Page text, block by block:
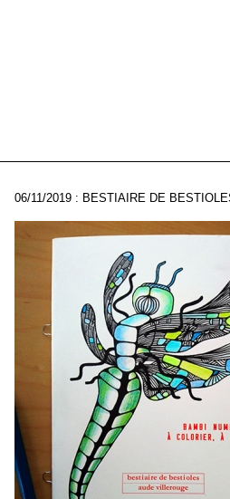
06/11/2019 : BESTIAIRE DE